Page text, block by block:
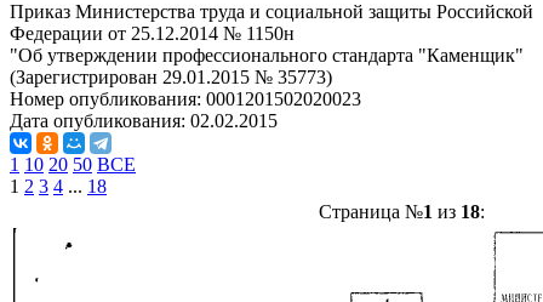
Приказ Министерства труда и социальной защиты Российской
Федерации от 25.12.2014 № 1150н
"Об утверждении профессионального стандарта "Каменщик"
(Зарегистрирован 29.01.2015 № 35773)
Номер опубликования: 0001201502020023
Дата опубликования: 02.02.2015
1 10 20 50 ВСЕ
1 2 3 4 ... 18
Страница №1 из 18: